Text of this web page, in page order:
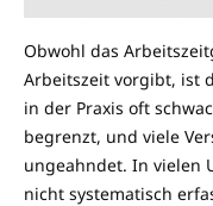
Obwohl das
Arbeitszeit vorgibt, ist
in der Praxis oft
begrenzt, und viele
ungeahndet. In vielen
nicht systematisch